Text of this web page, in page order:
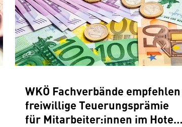
WKÖ Fachverbände empfehlen
freiwillige Teuerungsprämie
für Mitarbeiter:innen im Hotel-